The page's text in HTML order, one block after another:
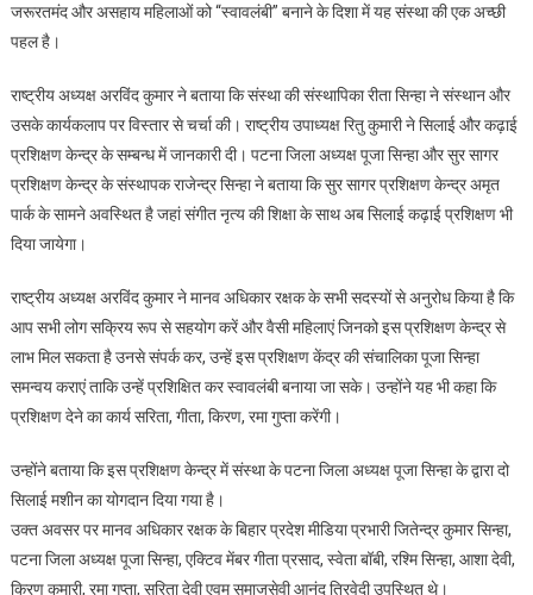
जरूरतमंद और असहाय महिलाओं को “स्वावलंबी” बनाने के दिशा में यह संस्था की एक अच्छी
पहल है।
राष्ट्रीय अध्यक्ष अरविंद कुमार ने बताया कि संस्था की संस्थापिका रीता सिन्हा ने संस्थान और
उसके कार्यकलाप पर विस्तार से चर्चा की। राष्ट्रीय उपाध्यक्ष रितु कुमारी ने सिलाई और कढ़ाई
प्रशिक्षण केन्द्र के सम्बन्ध में जानकारी दी। पटना जिला अध्यक्ष पूजा सिन्हा और सुर सागर
प्रशिक्षण केन्द्र के संस्थापक राजेन्द्र सिन्हा ने बताया कि सुर सागर प्रशिक्षण केन्द्र अमृत
पार्क के सामने अवस्थित है जहां संगीत नृत्य की शिक्षा के साथ अब सिलाई कढ़ाई प्रशिक्षण भी
दिया जायेगा।
राष्ट्रीय अध्यक्ष अरविंद कुमार ने मानव अधिकार रक्षक के सभी सदस्यों से अनुरोध किया है कि
आप सभी लोग सक्रिय रूप से सहयोग करें और वैसी महिलाएं जिनको इस प्रशिक्षण केन्द्र से
लाभ मिल सकता है उनसे संपर्क कर, उन्हें इस प्रशिक्षण केंद्र की संचालिका पूजा सिन्हा
समन्वय कराएं ताकि उन्हें प्रशिक्षित कर स्वावलंबी बनाया जा सके। उन्होंने यह भी कहा कि
प्रशिक्षण देने का कार्य सरिता, गीता, किरण, रमा गुप्ता करेंगी।
उन्होंने बताया कि इस प्रशिक्षण केन्द्र में संस्था के पटना जिला अध्यक्ष पूजा सिन्हा के द्वारा दो
सिलाई मशीन का योगदान दिया गया है।
उक्त अवसर पर मानव अधिकार रक्षक के बिहार प्रदेश मीडिया प्रभारी जितेन्द्र कुमार सिन्हा,
पटना जिला अध्यक्ष पूजा सिन्हा, एक्टिव मेंबर गीता प्रसाद, स्वेता बॉबी, रश्मि सिन्हा, आशा देवी,
किरण कुमारी, रमा गुप्ता, सरिता देवी एवम समाजसेवी आनंद त्रिवेदी उपस्थित थे।